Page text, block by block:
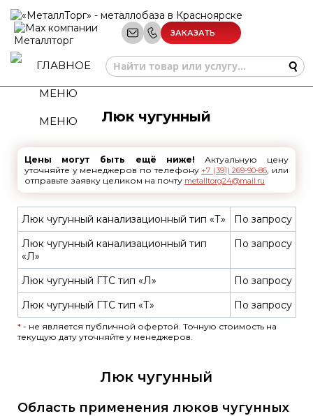
ЗАКАЗАТЬ
МЕНЮ Люк чугунный
Цены могут быть ещё ниже! Актуальную цену
уточняйте у менеджеров по телефону +7 (391) 269-90-86, или
отправьте заявку целиком на почту metalltorg24@mail.ru
Люк чугунный канализационный тип «Т»
По запросу
Люк чугунный канализационный тип
«Л»
По запросу
Люк чугунный ГТС тип «Л»
По запросу
Люк чугунный ГТС тип «Т»
По запросу
* - не является публичной офертой. Точную стоимость на
текущую дату уточняйте у менеджеров.
Люк чугунный
Область применения люков чугунных